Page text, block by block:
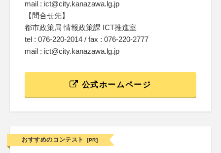
mail : ict@city.kanazawa.lg.jp
【問合せ先】
都市政策局 情報政策課 ICT推進室
tel : 076-220-2014 / fax : 076-220-2777
mail : ict@city.kanazawa.lg.jp
公式ホームページ
おすすめのコンテスト [PR]